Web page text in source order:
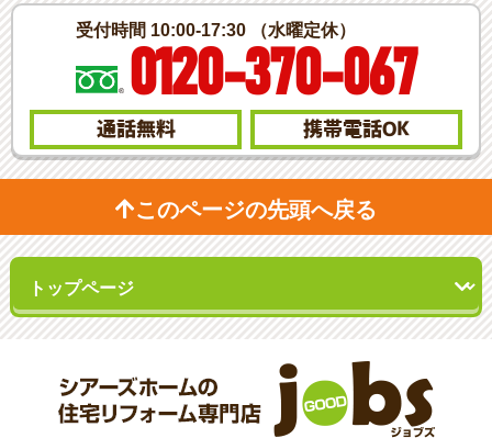
受付時間 10:00-17:30 （水曜定休）
0120-370-067
通話無料 携帯電話OK
このページの先頭へ戻る